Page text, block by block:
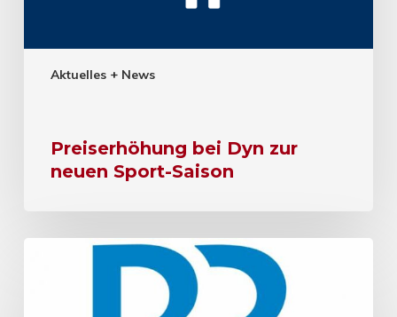
Aktuelles + News
Preiserhöhung bei Dyn zur
neuen Sport-Saison